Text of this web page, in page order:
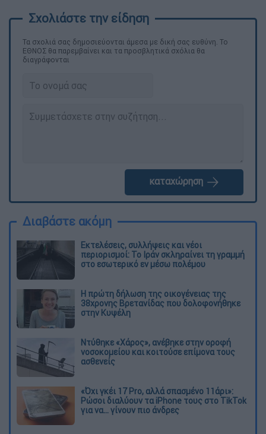
Τα σχολιά σας δημοσιεύονται άμεσα με δική σας ευθύνη. Το
ΕΘΝΟΣ θα παρεμβαίνει και τα προσβλητικά σχόλια θα
διαγράφονται
καταχώρηση
Διαβάστε ακόμη
Εκτελέσεις, συλλήψεις και νέοι
περιορισμοί: Το Ιράν σκληραίνει τη γραμμή
στο εσωτερικό εν μέσω πολέμου
Η πρώτη δήλωση της οικογένειας της
38χρονης Βρετανίδας που δολοφονήθηκε
στην Κυψέλη
Ντύθηκε «Χάρος», ανέβηκε στην οροφή
νοσοκομείου και κοιτούσε επίμονα τους
ασθενείς
«Όχι γκέι 17 Pro, αλλά σπασμένο 11άρι»:
Ρώσοι διαλύουν τα iPhone τους στο TikTok
για να... γίνουν πιο άνδρες